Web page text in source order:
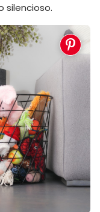
silencioso.